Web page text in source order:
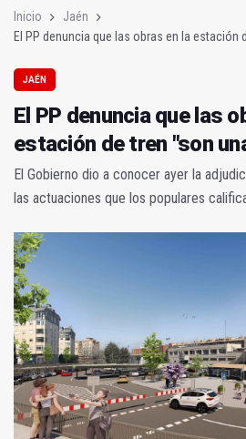
Inicio
Jaén
El PP denuncia que las obras en la estación
JAÉN
El PP denuncia que las
estación de tren "son
El Gobierno dio a conocer ayer la
las actuaciones que los populares